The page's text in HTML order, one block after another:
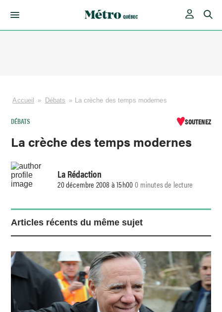
Accueil » Débats » La crèche des temps modernes
DÉBATS SOUTENEZ
La crèche des temps modernes
La Rédaction
20 décembre 2008 à 15h000 minutes de lecture
Articles récents du même sujet